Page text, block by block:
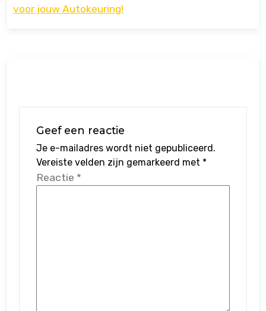
voor jouw Autokeuring!
Geef een reactie
Je e-mailadres wordt niet gepubliceerd.
Vereiste velden zijn gemarkeerd met *
Reactie *